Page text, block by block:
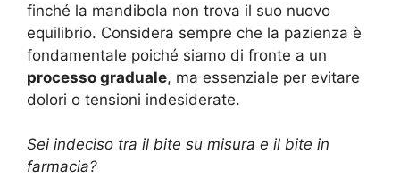
finché la mandibola non trova il suo nuovo
equilibrio. Considera sempre che la pazienza è
fondamentale poiché siamo di fronte a un
processo graduale, ma essenziale per evitare
dolori o tensioni indesiderate.
Sei indeciso tra il bite su misura e il bite in
farmacia?